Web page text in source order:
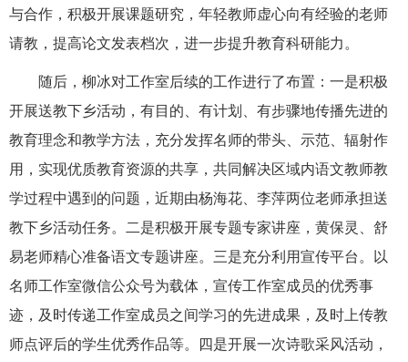
与合作，积极开展课题研究，年轻教师虚心向有经验的老师
请教，提高论文发表档次，进一步提升教育科研能力。
随后，柳冰对工作室后续的工作进行了布置：一是积极
开展送教下乡活动，有目的、有计划、有步骤地传播先进的
教育理念和教学方法，充分发挥名师的带头、示范、辐射作
用，实现优质教育资源的共享，共同解决区域内语文教师教
学过程中遇到的问题，近期由杨海花、李萍两位老师承担送
教下乡活动任务。二是积极开展专题专家讲座，黄保灵、舒
易老师精心准备语文专题讲座。三是充分利用宣传平台。以
名师工作室微信公众号为载体，宣传工作室成员的优秀事
迹，及时传递工作室成员之间学习的先进成果，及时上传教
师点评后的学生优秀作品等。四是开展一次诗歌采风活动，